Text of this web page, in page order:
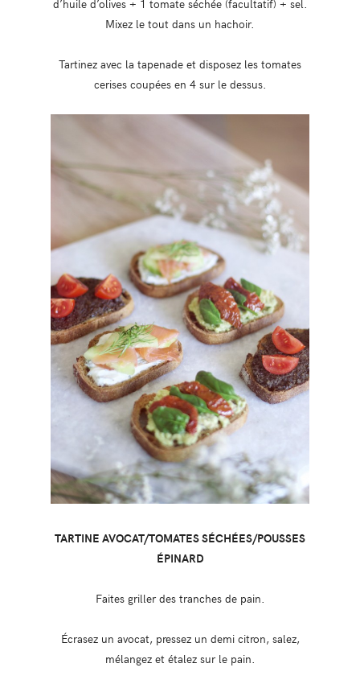
d’huile d’olives + 1 tomate séchée (facultatif) + sel.
Mixez le tout dans un hachoir.
Tartinez avec la tapenade et disposez les tomates
cerises coupées en 4 sur le dessus.
TARTINE AVOCAT/TOMATES SÉCHÉES/POUSSES
ÉPINARD
Faites griller des tranches de pain.
Écrasez un avocat, pressez un demi citron, salez,
mélangez et étalez sur le pain.